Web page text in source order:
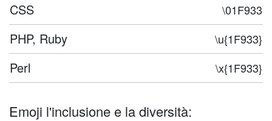
CSS \01F933
PHP, Ruby \u{1F933}
Perl \x{1F933}
Emoji l'inclusione e la diversità: